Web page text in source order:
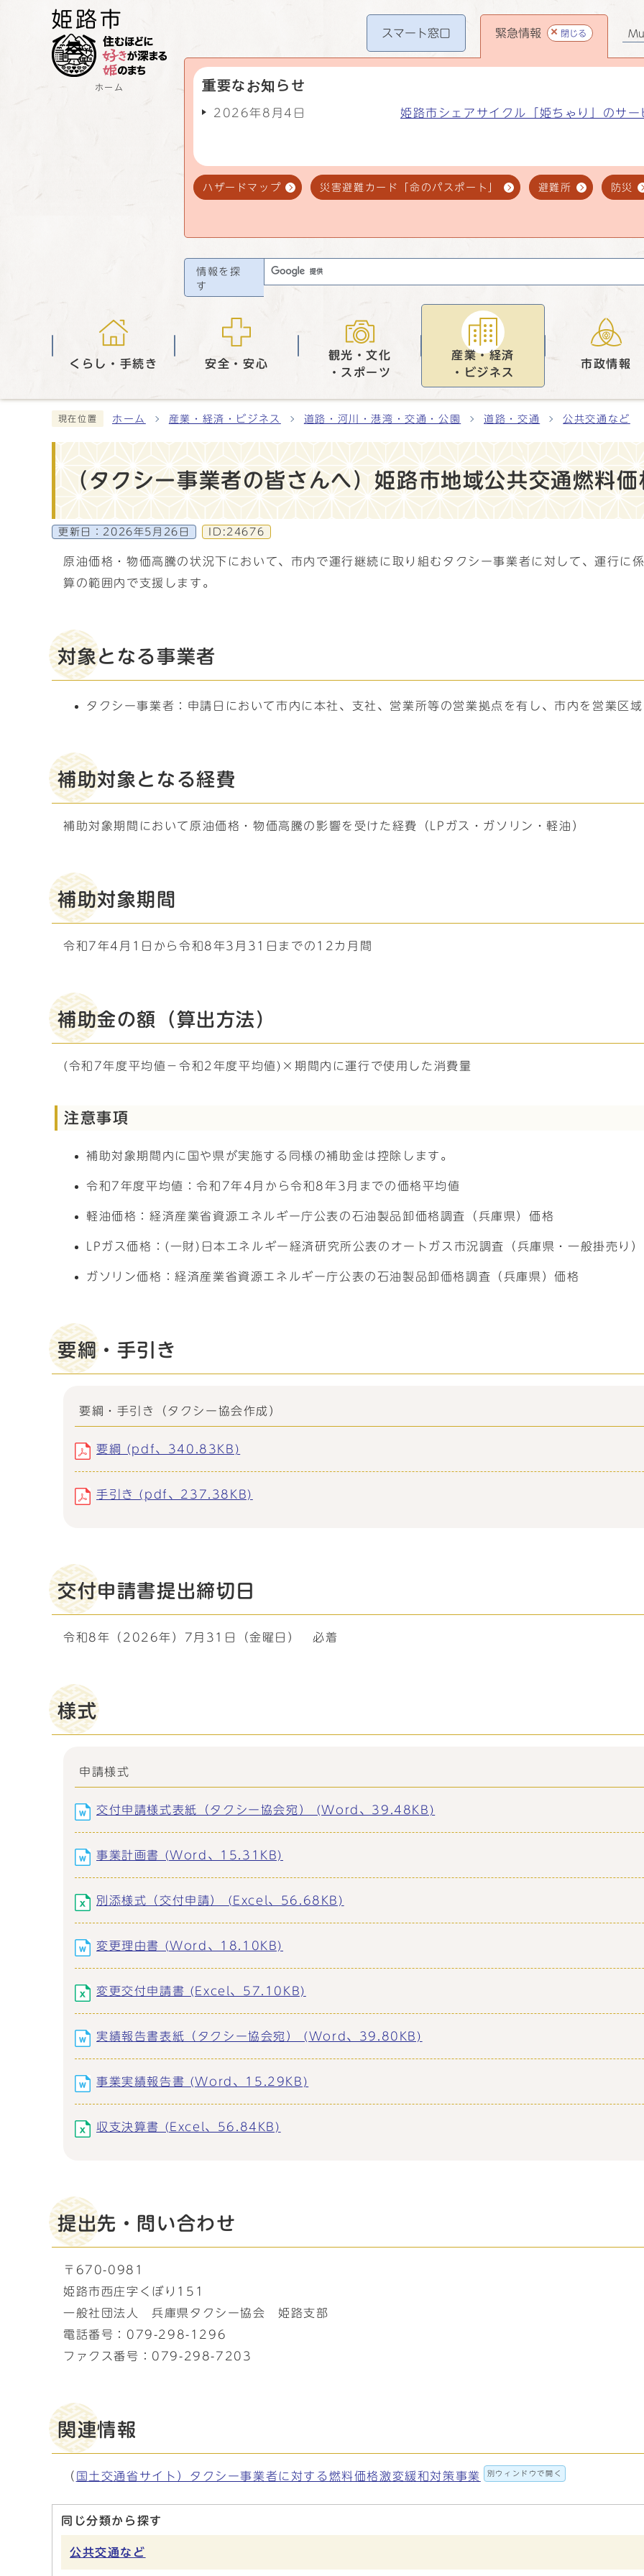
ホーム
スマート窓口 緊急情報 閉じる
重要なお知らせ
2026年8月4日 姫路市シェアサイクル「姫ちゃり」のサ
ハザードマップ 災害避難カード「命のパスポート」 避難所 防災
情報を探
す
くらし・手続き 安全・安心
観光・文化
・スポーツ
産業・経済
・ビジネス
市政情報
現在位置 ホーム 産業・経済・ビジネス 道路・河川・港湾・交通・公園 道路・交通 公共交通など
（タクシー事業者の皆さんへ）姫路市地域公共交通燃料
更新日： 2026年5月26日 ID:24676
原油価格・物価高騰の状況下において、市内で運行継続に取り組むタクシー事業者に対して、運行に
算の範囲内で支援します。
対象となる事業者
タクシー事業者：申請日において市内に本社、支社、営業所等の営業拠点を有し、市内を営業区
補助対象となる経費
補助対象期間において原油価格・物価高騰の影響を受けた経費（LPガス・ガソリン・軽油）
補助対象期間
令和7年4月1日から令和8年3月31日までの12カ月間
補助金の額（算出方法）
(令和7年度平均値－令和2年度平均値)×期間内に運行で使用した消費量
注意事項
補助対象期間内に国や県が実施する同様の補助金は控除します。
令和7年度平均値：令和7年4月から令和8年3月までの価格平均値
軽油価格：経済産業省資源エネルギー庁公表の石油製品卸価格調査（兵庫県）価格
LPガス価格：(一財)日本エネルギー経済研究所公表のオートガス市況調査（兵庫県・一般掛売り
ガソリン価格：経済産業省資源エネルギー庁公表の石油製品卸価格調査（兵庫県）価格
要綱・手引き
要綱・手引き（タクシー協会作成）
要綱 (pdf、340.83KB)
手引き (pdf、237.38KB)
交付申請書提出締切日
令和8年（2026年）7月31日（金曜日） 必着
様式
申請様式
交付申請様式表紙（タクシー協会宛） (Word、39.48KB)
事業計画書 (Word、15.31KB)
別添様式（交付申請） (Excel、56.68KB)
変更理由書 (Word、18.10KB)
変更交付申請書 (Excel、57.10KB)
実績報告書表紙（タクシー協会宛） (Word、39.80KB)
事業実績報告書 (Word、15.29KB)
収支決算書 (Excel、56.84KB)
提出先・問い合わせ
〒670-0981
姫路市西庄字くぼり151
一般社団法人 兵庫県タクシー協会 姫路支部
電話番号：079-298-1296
ファクス番号：079-298-7203
関連情報
（ 国土交通省サイト）タクシー事業者に対する燃料価格激変緩和対策事業 別ウィンドウで開く
同じ分類から探す
公共交通など